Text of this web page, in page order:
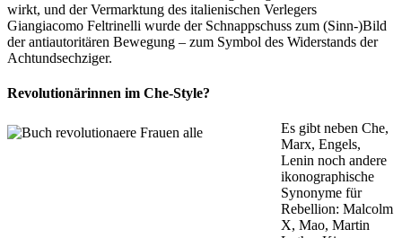
wirkt, und der Vermarktung des italienischen Verlegers
Giangiacomo Feltrinelli wurde der Schnappschuss zum (Sinn-)Bild
der antiautoritären Bewegung – zum Symbol des Widerstands der
Achtundsechziger.
Revolutionärinnen im Che-Style?
Es gibt neben Che,
Marx, Engels,
Lenin noch andere
ikonographische
Synonyme für
Rebellion: Malcolm
X, Mao, Martin